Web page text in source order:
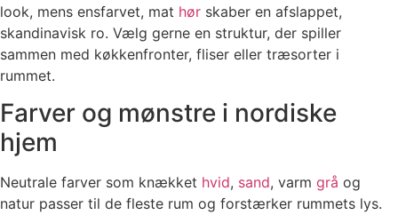
look, mens ensfarvet, mat hør skaber en afslappet,
skandinavisk ro. Vælg gerne en struktur, der spiller
sammen med køkkenfronter, fliser eller træsorter i
rummet.
Farver og mønstre i nordiske
hjem
Neutrale farver som knækket hvid, sand, varm grå og
natur passer til de fleste rum og forstærker rummets lys.